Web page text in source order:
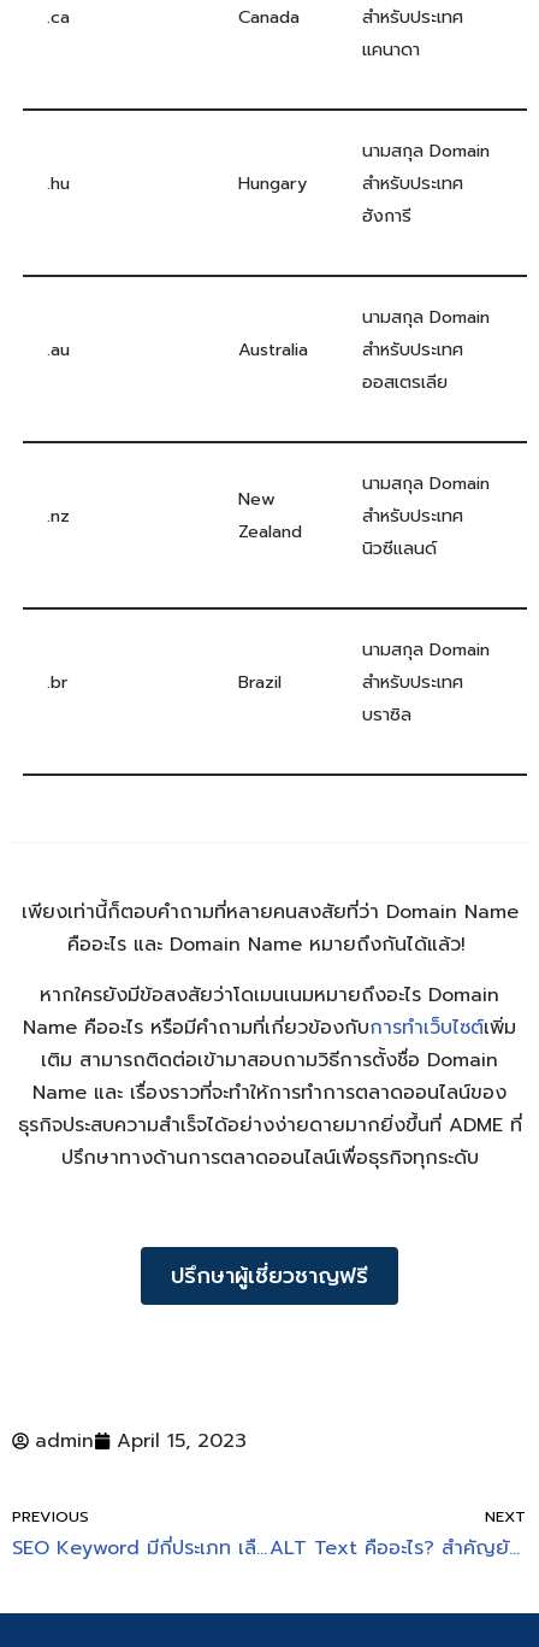
.ca Canada
สำหรับประเทศ
แคนาดา
.hu Hungary
นามสกุล Domain
สำหรับประเทศ
ฮังการี
.au Australia
นามสกุล Domain
สำหรับประเทศ
ออสเตรเลีย
.nz
New
Zealand
นามสกุล Domain
สำหรับประเทศ
นิวซีแลนด์
.br Brazil
นามสกุล Domain
สำหรับประเทศ
บราซิล
เพียงเท่านี้ก็ตอบคำถามที่หลายคนสงสัยที่ว่า Domain Name
คืออะไร และ Domain Name หมายถึงกันได้แล้ว!
หากใครยังมีข้อสงสัยว่าโดเมนเนมหมายถึงอะไร Domain
Name คืออะไร หรือมีคำถามที่เกี่ยวข้องกับการทำเว็บไซต์เพิ่ม
เติม สามารถติดต่อเข้ามาสอบถามวิธีการตั้งชื่อ Domain
Name และ เรื่องราวที่จะทำให้การทำการตลาดออนไลน์ของ
ธุรกิจประสบความสำเร็จได้อย่างง่ายดายมากยิ่งขึ้นที่ ADME ที่
ปรึกษาทางด้านการตลาดออนไลน์เพื่อธุรกิจทุกระดับ
ปรึกษาผู้เชี่ยวชาญฟรี
admin April 15, 2023
PREVIOUS
SEO Keyword มีกี่ประเภท เลือกอย่างไรให้ปัง มาดูกัน!
NEXT
ALT Text คืออะไร? สำคัญยังไงกับการทำ SEO